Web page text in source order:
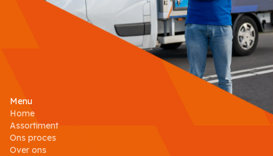
Menu
Home
Assortiment
Ons proces
Over ons